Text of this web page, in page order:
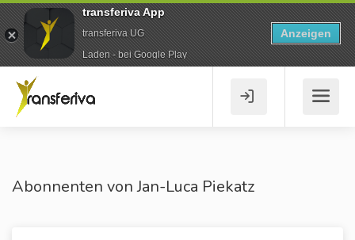
Abonnenten von Jan-Luca Piekatz
transferiva App
transferiva UG
Laden - bei Google Play
Anzeigen